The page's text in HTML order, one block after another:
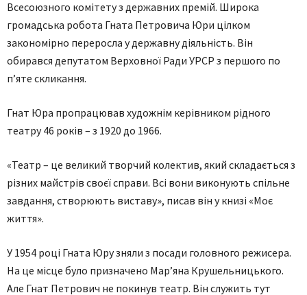
Всесоюзного комітету з державних премій. Широка
громадська робота Гната Петровича Юри цілком
закономірно переросла у державну діяльність. Він
обирався депутатом Верховної Ради УРСР з першого по
п’яте скликання.
Гнат Юра пропрацював художнім керівником рідного
театру 46 років – з 1920 до 1966.
«Театр – це великий творчий колектив, який складається з
різних майстрів своєї справи. Всі вони виконують спільне
завдання, створюють виставу», писав він у книзі «Моє
життя».
У 1954 році Гната Юру зняли з посади головного режисера.
На це місце було призначено Мар’яна Крушельницького.
Але Гнат Петрович не покинув театр. Він служить тут